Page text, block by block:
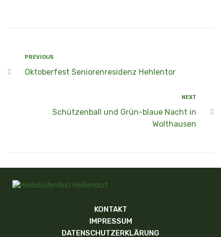
PREVIOUS
Oktoberfest Seniorenresidenz Hehlentor
NEXT
Schützenball und Grün-blaue Nacht in
Wolthausen
KONTAKT
IMPRESSUM
DATENSCHUTZERKLÄRUNG